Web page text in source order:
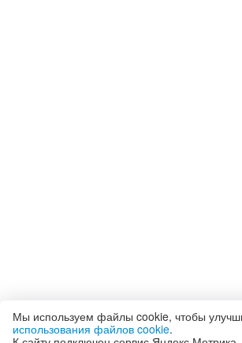
Мы используем файлы cookie, чтобы
использования файлов cookie.